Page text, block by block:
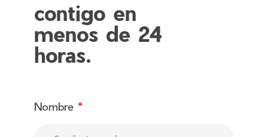
contigo en
menos de 24
horas.
Nombre *